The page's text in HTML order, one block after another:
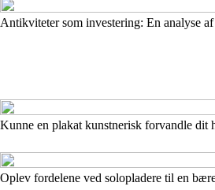
Antikviteter som investering: En analyse
Kunne en plakat kunstnerisk forvandle dit
Oplev fordelene ved solopladere til en